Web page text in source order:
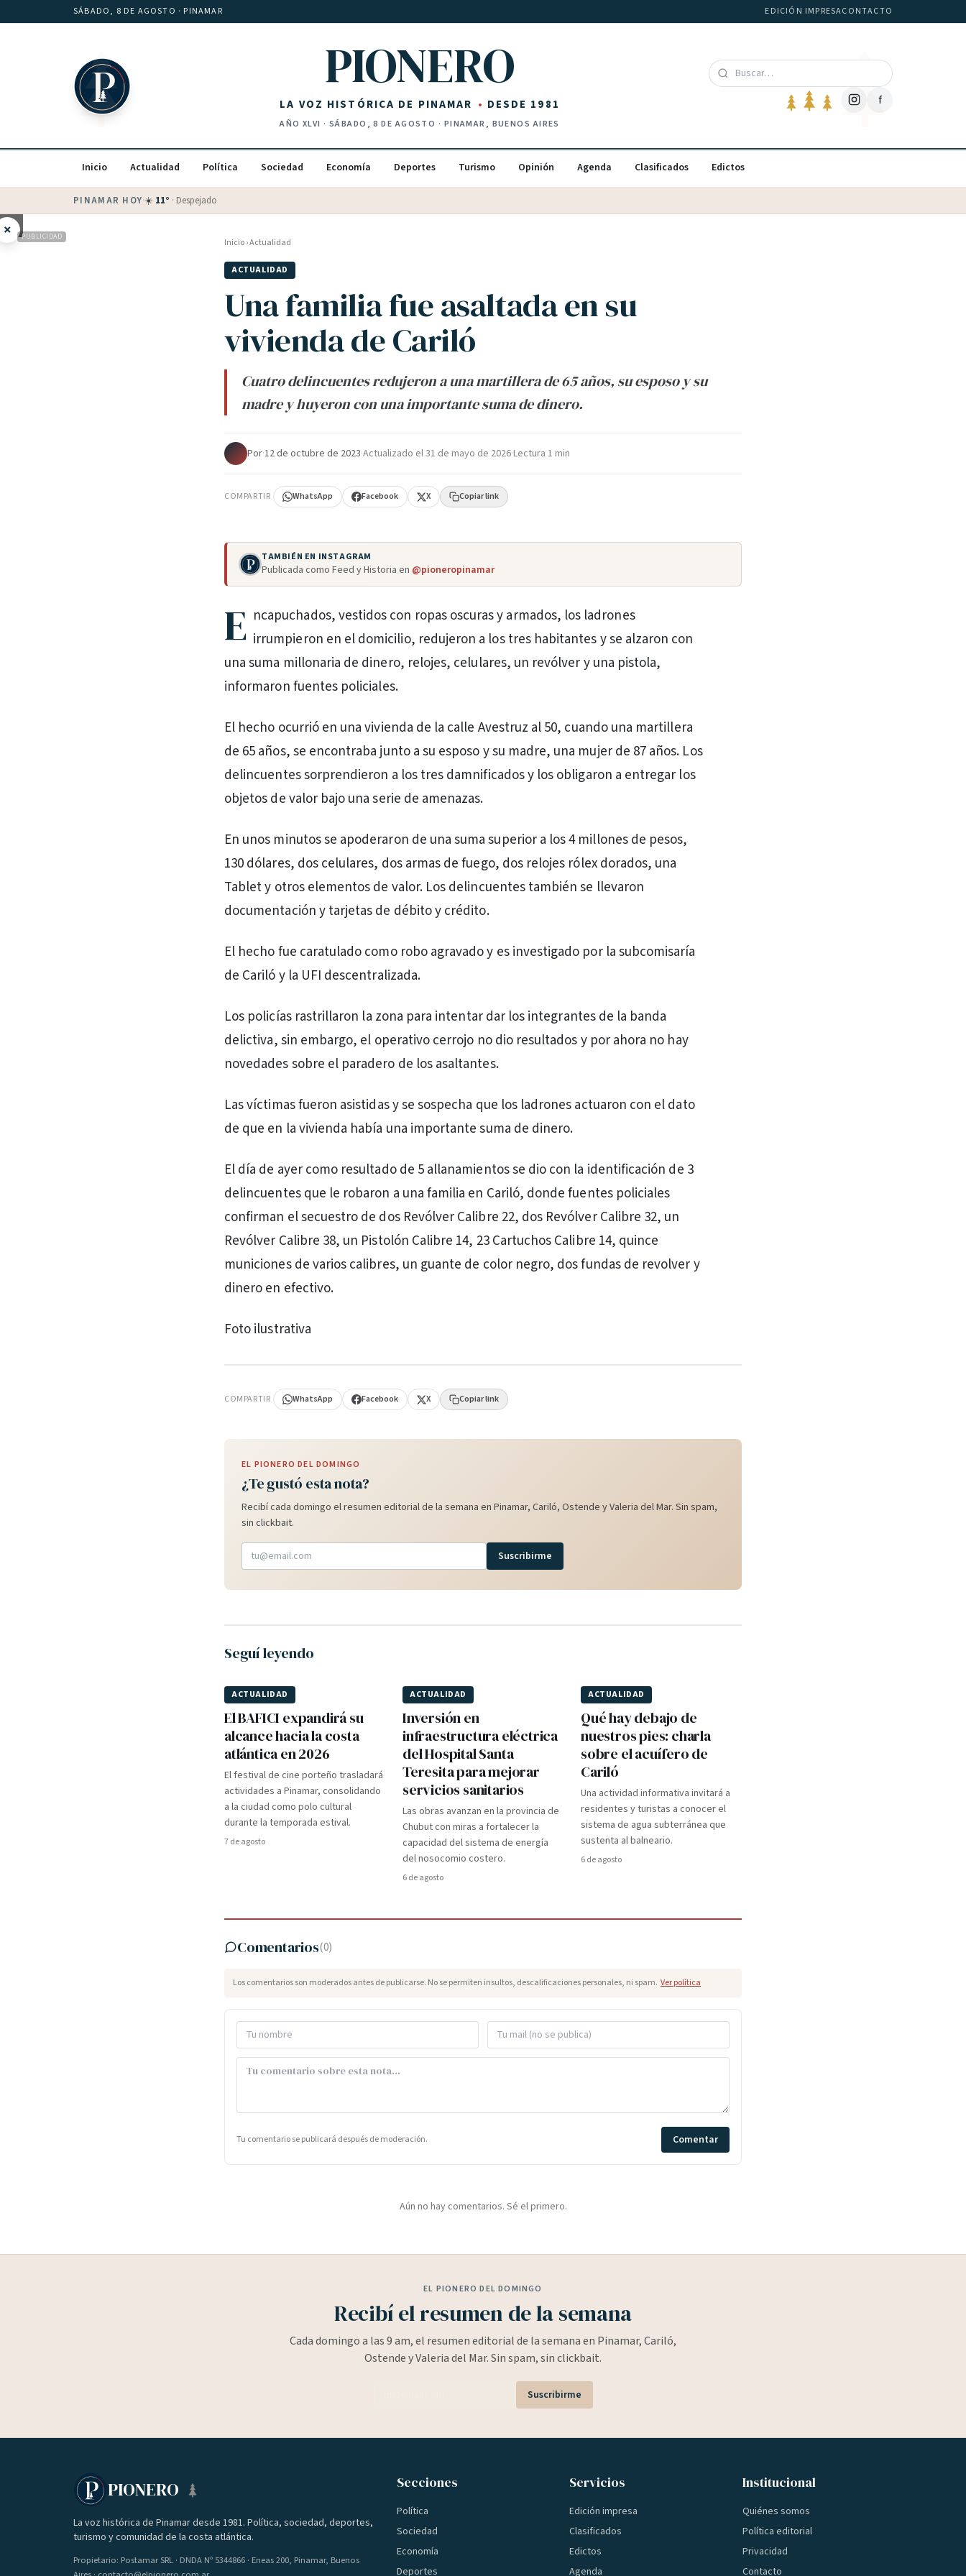
Saltar al contenidoSÁBADO, 8 DE AGOSTO · PINAMAR EDICIÓN IMPRESACONTACTO
PIONERO
LA VOZ HISTÓRICA DE PINAMAR DESDE 1981
AÑO XLVI · SÁBADO, 8 DE AGOSTO · PINAMAR, BUENOS AIRES
f
Inicio Actualidad Política Sociedad Economía Deportes Turismo Opinión Agenda Clasificados Edictos
PINAMAR HOY·💵 Dólar blue$1525
× PUBLICIDAD Inicio›Actualidad
ACTUALIDAD
Una familia fue asaltada en su
vivienda de Cariló
Cuatro delincuentes redujeron a una martillera de 65 años, su esposo y su
madre y huyeron con una importante suma de dinero.
Por·12 de octubre de 2023·Actualizado el31 de mayo de 2026·Lectura 1 min
COMPARTIR WhatsApp Facebook X Copiar link
TAMBIÉN EN INSTAGRAM
Publicada como Feed y Historia en @pioneropinamar
E ncapuchados, vestidos con ropas oscuras y armados, los ladrones
irrumpieron en el domicilio, redujeron a los tres habitantes y se alzaron con
una suma millonaria de dinero, relojes, celulares, un revólver y una pistola,
informaron fuentes policiales.
El hecho ocurrió en una vivienda de la calle Avestruz al 50, cuando una martillera
de 65 años, se encontraba junto a su esposo y su madre, una mujer de 87 años. Los
delincuentes sorprendieron a los tres damnificados y los obligaron a entregar los
objetos de valor bajo una serie de amenazas.
En unos minutos se apoderaron de una suma superior a los 4 millones de pesos,
130 dólares, dos celulares, dos armas de fuego, dos relojes rólex dorados, una
Tablet y otros elementos de valor. Los delincuentes también se llevaron
documentación y tarjetas de débito y crédito.
El hecho fue caratulado como robo agravado y es investigado por la subcomisaría
de Cariló y la UFI descentralizada.
Los policías rastrillaron la zona para intentar dar los integrantes de la banda
delictiva, sin embargo, el operativo cerrojo no dio resultados y por ahora no hay
novedades sobre el paradero de los asaltantes.
Las víctimas fueron asistidas y se sospecha que los ladrones actuaron con el dato
de que en la vivienda había una importante suma de dinero.
El día de ayer como resultado de 5 allanamientos se dio con la identificación de 3
delincuentes que le robaron a una familia en Cariló, donde fuentes policiales
confirman el secuestro de dos Revólver Calibre 22, dos Revólver Calibre 32, un
Revólver Calibre 38, un Pistolón Calibre 14, 23 Cartuchos Calibre 14, quince
municiones de varios calibres, un guante de color negro, dos fundas de revolver y
dinero en efectivo.
Foto ilustrativa
COMPARTIR WhatsApp Facebook X Copiar link
EL PIONERO DEL DOMINGO
¿Te gustó esta nota?
Recibí cada domingo el resumen editorial de la semana en Pinamar, Cariló, Ostende y Valeria del Mar. Sin spam,
sin clickbait.
Suscribirme
Seguí leyendo
ACTUALIDAD
El BAFICI expandirá su
alcance hacia la costa
atlántica en 2026
El festival de cine porteño trasladará
actividades a Pinamar, consolidando
a la ciudad como polo cultural
durante la temporada estival.
7 de agosto
ACTUALIDAD
Inversión en
infraestructura eléctrica
del Hospital Santa
Teresita para mejorar
servicios sanitarios
Las obras avanzan en la provincia de
Chubut con miras a fortalecer la
capacidad del sistema de energía
del nosocomio costero.
6 de agosto
ACTUALIDAD
Qué hay debajo de
nuestros pies: charla
sobre el acuífero de
Cariló
Una actividad informativa invitará a
residentes y turistas a conocer el
sistema de agua subterránea que
sustenta al balneario.
6 de agosto
Comentarios(0)
Los comentarios son moderados antes de publicarse. No se permiten insultos, descalificaciones personales, ni spam. Ver política
Tu comentario se publicará después de moderación. Comentar
Aún no hay comentarios. Sé el primero.
EL PIONERO DEL DOMINGO
Recibí el resumen de la semana
Cada domingo a las 9 am, el resumen editorial de la semana en Pinamar, Cariló,
Ostende y Valeria del Mar. Sin spam, sin clickbait.
Suscribirme
PIONERO
La voz histórica de Pinamar desde 1981. Política, sociedad, deportes,
turismo y comunidad de la costa atlántica.
Propietario: Postamar SRL · DNDA Nº 5344866 · Eneas 200, Pinamar, Buenos
Secciones
Política
Sociedad
Economía
Deportes
Servicios
Edición impresa
Clasificados
Edictos
Agenda
Institucional
Quiénes somos
Política editorial
Privacidad
Contacto